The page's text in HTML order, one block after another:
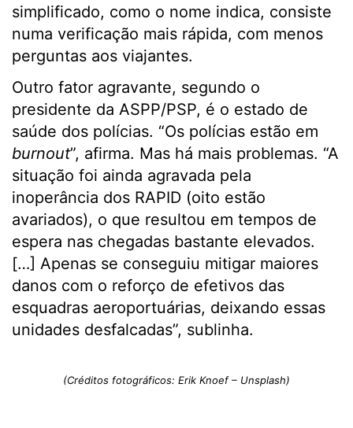
simplificado, como o nome indica, consiste
numa verificação mais rápida, com menos
perguntas aos viajantes.
Outro fator agravante, segundo o
presidente da ASPP/PSP, é o estado de
saúde dos polícias. “Os polícias estão em
burnout”, afirma. Mas há mais problemas. “A
situação foi ainda agravada pela
inoperância dos RAPID (oito estão
avariados), o que resultou em tempos de
espera nas chegadas bastante elevados.
[…] Apenas se conseguiu mitigar maiores
danos com o reforço de efetivos das
esquadras aeroportuárias, deixando essas
unidades desfalcadas”, sublinha.
(Créditos fotográficos: Erik Knoef – Unsplash)